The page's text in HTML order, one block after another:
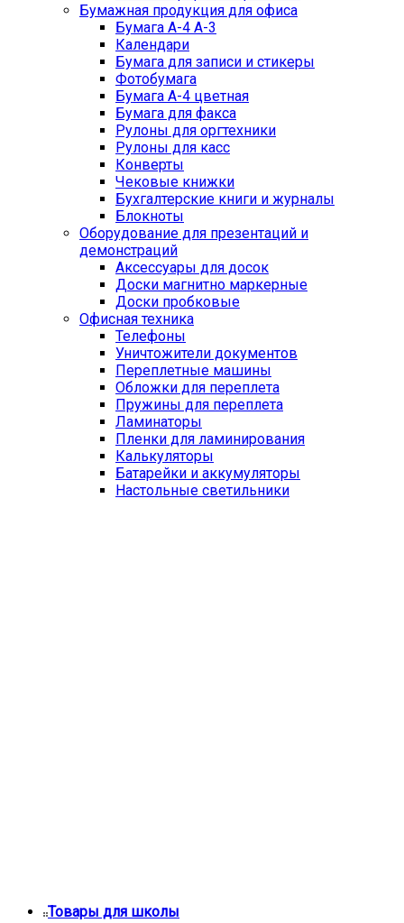
Бумажная продукция для офиса
Бумага А-4 А-3
Календари
Бумага для записи и стикеры
Фотобумага
Бумага А-4 цветная
Бумага для факса
Рулоны для оргтехники
Рулоны для касс
Конверты
Чековые книжки
Бухгалтерские книги и журналы
Блокноты
Оборудование для презентаций и
демонстраций
Аксессуары для досок
Доски магнитно маркерные
Доски пробковые
Офисная техника
Телефоны
Уничтожители документов
Переплетные машины
Обложки для переплета
Пружины для переплета
Ламинаторы
Пленки для ламинирования
Калькуляторы
Батарейки и аккумуляторы
Настольные светильники
Товары для школы